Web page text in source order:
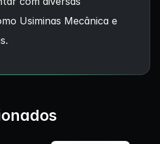
Usiminas Mecânica e